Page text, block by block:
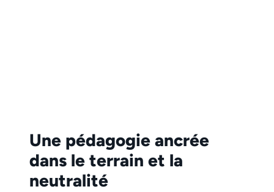
Une pédagogie ancrée
dans le terrain et la
neutralité